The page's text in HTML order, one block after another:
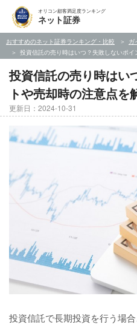
オリコン顧客満足度ランキング
ネット証券
おすすめのネット証券ランキング・比較 ガ
投資信託の売り時はいつ？失敗しないポ
投資信託の売り時はい
トや売却時の注意点を
更新日：2024-10-31
投資信託で長期投資を行う場